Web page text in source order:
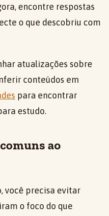
encontre respostas
o que descobriu com
atualizações sobre
conteúdos em
para encontrar
estudo.
ao
você precisa evitar
o foco do que